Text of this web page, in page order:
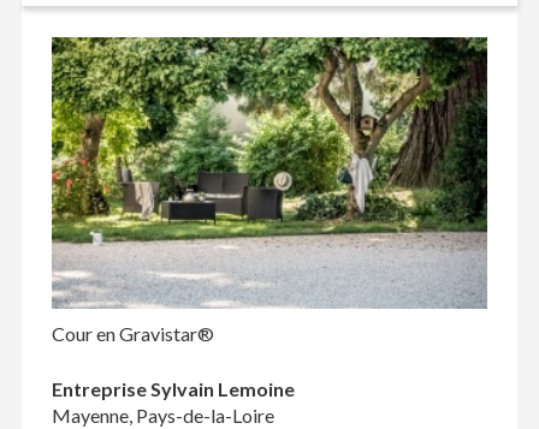
Cour en Gravistar®
Entreprise Sylvain Lemoine
Mayenne, Pays-de-la-Loire